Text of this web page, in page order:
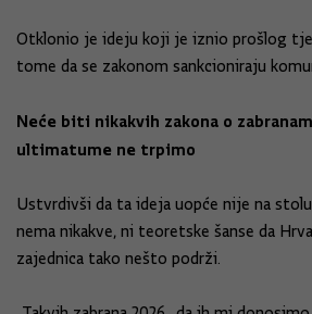
Otklonio je ideju koji je iznio prošlog
tome da se zakonom sankcioniraju
Neće biti nikakvih zakona o
ultimatume ne trpimo
Ustvrdivši da ta ideja uopće nije na
nema nikakve, ni teoretske šanse da
zajednica tako nešto podrži.